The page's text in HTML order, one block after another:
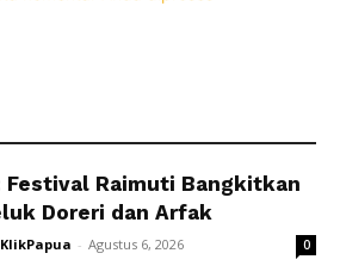
Festival Raimuti Bangkitkan
Doreri dan Arfak
- Agustus 6, 2026 0